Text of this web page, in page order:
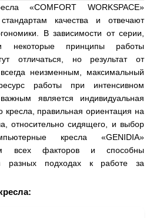
«COMFORT WORKSPACE»
качества и отвечают
В зависимости от серии,
некоторые принципы работы
отличаться, но результат от
неизменным, максимальный
работы при интенсивном
является индивидуальная
кресла, правильная ориентация на
относительно сидящего, и выбор
кресла «GENIDIA»
всех факторов и способны
разных подходах к работе за